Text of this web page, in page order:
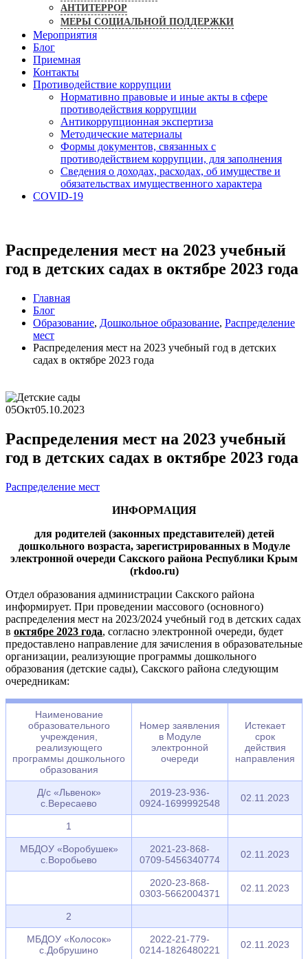
АНТИТЕРРОР
МЕРЫ СОЦИАЛЬНОЙ ПОДДЕРЖКИ
Мероприятия
Блог
Приемная
Контакты
Противодействие коррупции
Нормативно правовые и иные акты в сфере
противодействия коррупции
Антикоррупционная экспертиза
Методические материалы
Формы документов, связанных с
противодействием коррупции, для заполнения
Сведения о доходах, расходах, об имуществе и
обязательствах имущественного характера
COVID-19
Распределения мест на 2023 учебный
год в детских садах в октябре 2023 года
Главная
Блог
Образование, Дошкольное образование, Распределение
мест
Распределения мест на 2023 учебный год в детских
садах в октябре 2023 года
05Окт05.10.2023
Распределения мест на 2023 учебный
год в детских садах в октябре 2023 года
Распределение мест
ИНФОРМАЦИЯ
для родителей (законных представителей) детей
дошкольного возраста, зарегистрированных в Модуле
электронной очереди Сакского района Республики Крым
(rkdoo.ru)
Отдел образования администрации Сакского района
информирует. При проведении массового (основного)
распределения мест на 2023/2024 учебный год в детских садах
в октябре 2023 года, согласно электронной очереди, будет
предоставлено направление для зачисления в образовательные
организации, реализующие программы дошкольного
образования (детские сады), Сакского района следующим
очередникам:
Наименование
образовательного
учреждения,
реализующего
программы дошкольного
образования
Номер заявления
в Модуле
электронной
очереди
Истекает
срок
действия
направления
Д/с «Львенок»
с.Вересаево
2019-23-936-
0924-1699992548
02.11.2023
1
МБДОУ «Воробушек»
с.Воробьево
2021-23-868-
0709-5456340774
02.11.2023
2020-23-868-
0303-5662004371
02.11.2023
2
МБДОУ «Колосок»
с.Добрушино
2022-21-779-
0214-1826480221
02.11.2023